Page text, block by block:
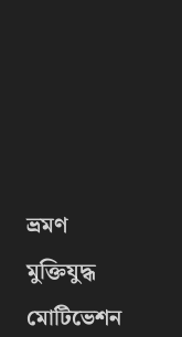
ভ্রমণ
মুক্তিযুদ্ধ
মোটিভেশন